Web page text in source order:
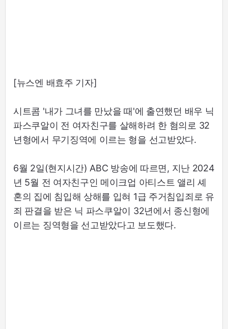
[뉴스엔 배효주 기자]
시트콤 '내가 그녀를 만났을 때'에 출연했던 배우 닉
파스쿠알이 전 여자친구를 살해하려 한 혐의로 32
년형에서 무기징역에 이르는 형을 선고받았다.
6월 2일(현지시간) ABC 방송에 따르면, 지난 2024
년 5월 전 여자친구인 메이크업 아티스트 앨리 셰
혼의 집에 침입해 상해를 입혀 1급 주거침입죄로 유
죄 판결을 받은 닉 파스쿠알이 32년에서 종신형에
이르는 징역형을 선고받았다고 보도했다.